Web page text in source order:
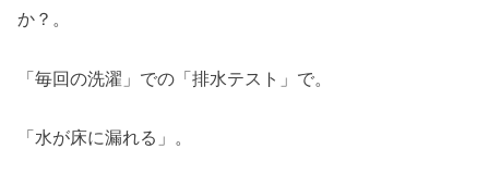
か？。
「毎回の洗濯」での「排水テスト」で。
「水が床に漏れる」。